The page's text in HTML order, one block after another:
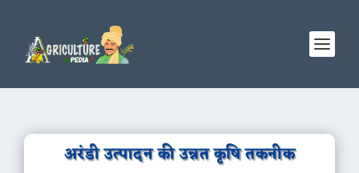
अरंडी उत्पादन की उन्नत कृषि तकनीक